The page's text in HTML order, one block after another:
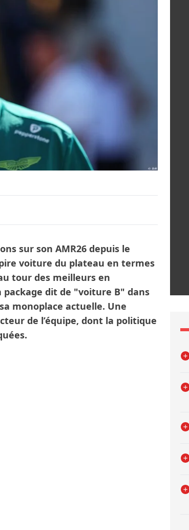
sur son AMR26 depuis le
voiture du plateau en termes
tour des meilleurs en
package dit de "voiture B" dans
monoplace actuelle. Une
de l’équipe, dont la politique